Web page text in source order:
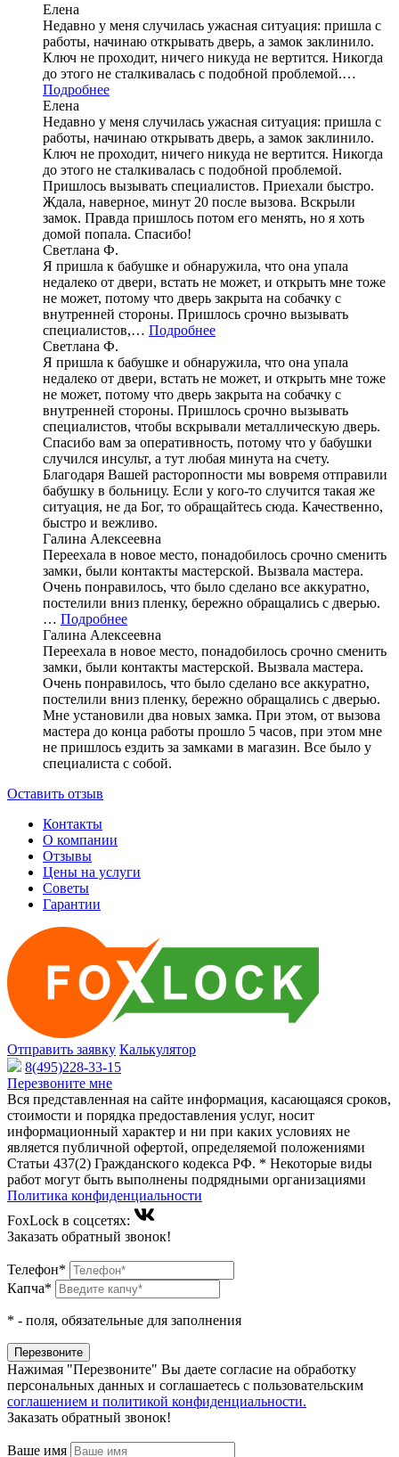
Елена
Недавно у меня случилась ужасная ситуация: пришла с
работы, начинаю открывать дверь, а замок заклинило.
Ключ не проходит, ничего никуда не вертится. Никогда
до этого не сталкивалась с подобной проблемой.…
Подробнее
Елена
Недавно у меня случилась ужасная ситуация: пришла с
работы, начинаю открывать дверь, а замок заклинило.
Ключ не проходит, ничего никуда не вертится. Никогда
до этого не сталкивалась с подобной проблемой.
Пришлось вызывать специалистов. Приехали быстро.
Ждала, наверное, минут 20 после вызова. Вскрыли
замок. Правда пришлось потом его менять, но я хоть
домой попала. Спасибо!
Светлана Ф.
Я пришла к бабушке и обнаружила, что она упала
недалеко от двери, встать не может, и открыть мне тоже
не может, потому что дверь закрыта на собачку с
внутренней стороны. Пришлось срочно вызывать
специалистов,… Подробнее
Светлана Ф.
Я пришла к бабушке и обнаружила, что она упала
недалеко от двери, встать не может, и открыть мне тоже
не может, потому что дверь закрыта на собачку с
внутренней стороны. Пришлось срочно вызывать
специалистов, чтобы вскрывали металлическую дверь.
Спасибо вам за оперативность, потому что у бабушки
случился инсульт, а тут любая минута на счету.
Благодаря Вашей расторопности мы вовремя отправили
бабушку в больницу. Если у кого-то случится такая же
ситуация, не да Бог, то обращайтесь сюда. Качественно,
быстро и вежливо.
Галина Алексеевна
Переехала в новое место, понадобилось срочно сменить
замки, были контакты мастерской. Вызвала мастера.
Очень понравилось, что было сделано все аккуратно,
постелили вниз пленку, бережно обращались с дверью.
… Подробнее
Галина Алексеевна
Переехала в новое место, понадобилось срочно сменить
замки, были контакты мастерской. Вызвала мастера.
Очень понравилось, что было сделано все аккуратно,
постелили вниз пленку, бережно обращались с дверью.
Мне установили два новых замка. При этом, от вызова
мастера до конца работы прошло 5 часов, при этом мне
не пришлось ездить за замками в магазин. Все было у
специалиста с собой.
Оставить отзыв
Контакты
О компании
Отзывы
Цены на услуги
Советы
Гарантии
Отправить заявку Калькулятор
8(495)228-33-15
Перезвоните мне
Вся представленная на сайте информация, касающаяся сроков,
стоимости и порядка предоставления услуг, носит
информационный характер и ни при каких условиях не
является публичной офертой, определяемой положениями
Статьи 437(2) Гражданского кодекса РФ. * Некоторые виды
работ могут быть выполнены подрядными организациями
Политика конфиденциальности
FoxLock в соцсетях:
Заказать обратный звонок!
Телефон*
Капча*
* - поля, обязательные для заполнения
Нажимая "Перезвоните" Вы даете согласие на обработку
персональных данных и соглашаетесь c пользовательским
соглашением и политикой конфиденциальности.
Заказать обратный звонок!
Ваше имя